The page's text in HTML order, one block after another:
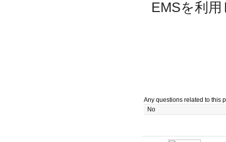
EMSを利
Any questions related to this
No